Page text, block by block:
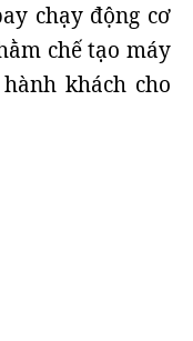
chạy động cơ
chế tạo máy
khách cho